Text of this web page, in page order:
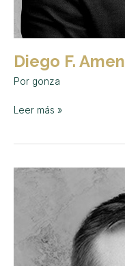
Diego F. Amen
Por gonza
Leer más »
Andres
Echevarria